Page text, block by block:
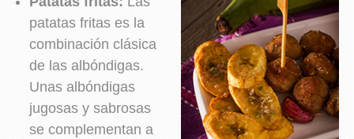
patatas fritas es la
combinación clásica
de las albóndigas.
Unas albóndigas
jugosas y sabrosas
se complementan a